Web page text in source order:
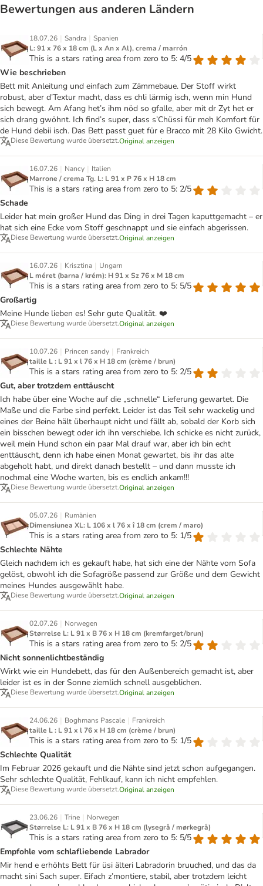
Bewertungen aus anderen Ländern
18.07.26 | Sandra | Spanien
L: 91 x 76 x 18 cm (L x An x Al), crema / marrón
This is a stars rating area from zero to 5: 4/5
Wie beschrieben
Bett mit Anleitung und einfach zum Zämmebaue. Der Stoff wirkt
robust, aber d’Textur macht, dass es chli lärmig isch, wenn min Hund
sich bewegt. Am Afang het’s ihm nöd so gfalle, aber mit dr Zyt het er
sich drang gwöhnt. Ich find’s super, dass s’Chüssi für meh Komfort für
de Hund debii isch. Das Bett passt guet für e Bracco mit 28 Kilo Gwicht.
Diese Bewertung wurde übersetzt.Original anzeigen
16.07.26 | Nancy | Italien
Marrone / crema Tg. L: L 91 x P 76 x H 18 cm
This is a stars rating area from zero to 5: 2/5
Schade
Leider hat mein großer Hund das Ding in drei Tagen kaputtgemacht – er
hat sich eine Ecke vom Stoff geschnappt und sie einfach abgerissen.
Diese Bewertung wurde übersetzt.Original anzeigen
16.07.26 | Krisztina | Ungarn
L méret (barna / krém): H 91 x Sz 76 x M 18 cm
This is a stars rating area from zero to 5: 5/5
Großartig
Meine Hunde lieben es! Sehr gute Qualität. ❤️
Diese Bewertung wurde übersetzt.Original anzeigen
10.07.26 | Princen sandy | Frankreich
taille L : L 91 x l 76 x H 18 cm (crème / brun)
This is a stars rating area from zero to 5: 2/5
Gut, aber trotzdem enttäuscht
Ich habe über eine Woche auf die „schnelle“ Lieferung gewartet. Die
Maße und die Farbe sind perfekt. Leider ist das Teil sehr wackelig und
eines der Beine hält überhaupt nicht und fällt ab, sobald der Korb sich
ein bisschen bewegt oder ich ihn verschiebe. Ich schicke es nicht zurück,
weil mein Hund schon ein paar Mal drauf war, aber ich bin echt
enttäuscht, denn ich habe einen Monat gewartet, bis ihr das alte
abgeholt habt, und direkt danach bestellt – und dann musste ich
nochmal eine Woche warten, bis es endlich ankam!!!
Diese Bewertung wurde übersetzt.Original anzeigen
05.07.26 | Rumänien
Dimensiunea XL: L 106 x l 76 x î 18 cm (crem / maro)
This is a stars rating area from zero to 5: 1/5
Schlechte Nähte
Gleich nachdem ich es gekauft habe, hat sich eine der Nähte vom Sofa
gelöst, obwohl ich die Sofagröße passend zur Größe und dem Gewicht
meines Hundes ausgewählt habe.
Diese Bewertung wurde übersetzt.Original anzeigen
02.07.26 | Norwegen
Størrelse L: L 91 x B 76 x H 18 cm (kremfarget/brun)
This is a stars rating area from zero to 5: 2/5
Nicht sonnenlichtbeständig
Wirkt wie ein Hundebett, das für den Außenbereich gemacht ist, aber
leider ist es in der Sonne ziemlich schnell ausgeblichen.
Diese Bewertung wurde übersetzt.Original anzeigen
24.06.26 | Boghmans Pascale | Frankreich
taille L : L 91 x l 76 x H 18 cm (crème / brun)
This is a stars rating area from zero to 5: 1/5
Schlechte Qualität
Im Februar 2026 gekauft und die Nähte sind jetzt schon aufgegangen.
Sehr schlechte Qualität, Fehlkauf, kann ich nicht empfehlen.
Diese Bewertung wurde übersetzt.Original anzeigen
23.06.26 | Trine | Norwegen
Størrelse L: L 91 x B 76 x H 18 cm (lysegrå / mørkegrå)
This is a stars rating area from zero to 5: 5/5
Empfohle vom schlafliebende Labrador
Mir hend e erhöhts Bett für üsi älteri Labradorin bruuched, und das da
macht sini Sach super. Eifach z’montiere, stabil, aber trotzdem leicht